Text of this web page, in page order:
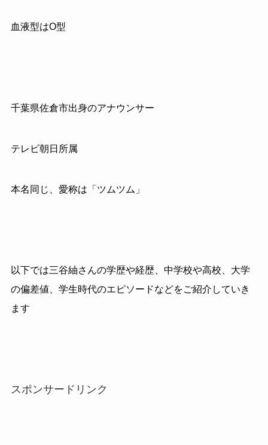
血液型はO型
千葉県佐倉市出身のアナウンサー
テレビ朝日所属
本名同じ、愛称は「ツムツム」
以下では三谷紬さんの学歴や経歴、中学校や高校、大学
の偏差値、学生時代のエピソードなどをご紹介していき
ます
スポンサードリンク